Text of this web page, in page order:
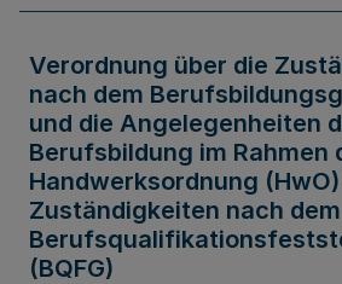
Verordnung über die
nach dem
und die Angelegenheiten
Berufsbildung im Rahmen
Handwerksordnung
Zuständigkeiten nach dem
(BQFG)